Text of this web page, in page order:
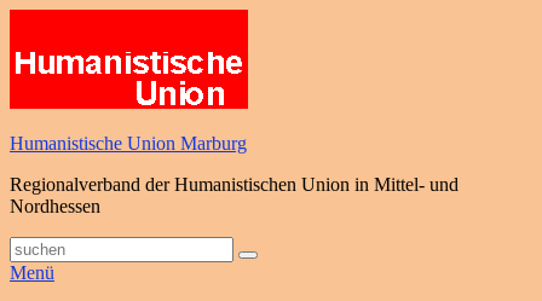
springen
Humanistische Union Marburg
Regionalverband der Humanistischen Union in Mittel- und
Nordhessen
Suche
nach:
Suchen
Menü